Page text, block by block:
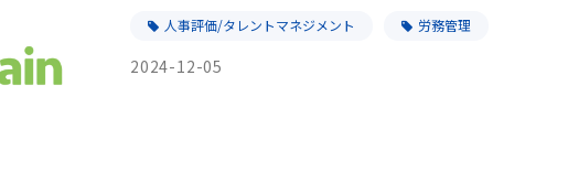
人事評価/タレントマネジメント 労務管理
2024-12-05